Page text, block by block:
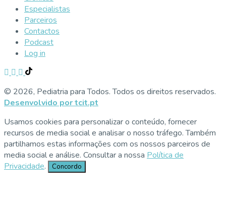
Especialistas
Parceiros
Contactos
Podcast
Log in
© 2026, Pediatria para Todos. Todos os direitos reservados.
Desenvolvido por tcit.pt
Usamos cookies para personalizar o conteúdo, fornecer
recursos de media social e analisar o nosso tráfego. Também
partilhamos estas informações com os nossos parceiros de
media social e análise. Consultar a nossa Política de
Privacidade. Concordo